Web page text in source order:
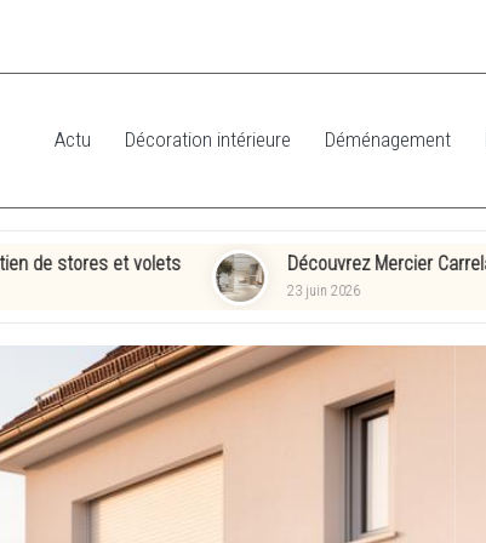
Actu Décoration intérieure Déménagement
Découvrez Mercier Carrelage à Alès pour